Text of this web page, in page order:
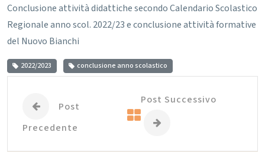
Conclusione attività didattiche secondo Calendario Scolastico
Regionale anno scol. 2022/23 e conclusione attività formative
del Nuovo Bianchi
2022/2023 conclusione anno scolastico
Post
Precedente
Post Successivo